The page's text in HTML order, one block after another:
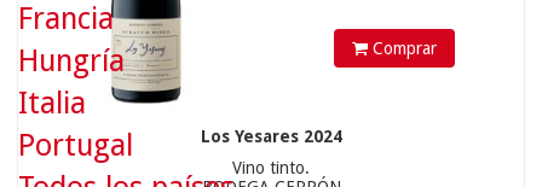
Comprar
Los Yesares 2024
Vino tinto.
Francia
Hungría
Italia
Portugal